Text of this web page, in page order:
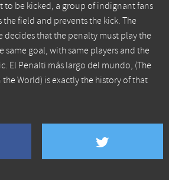
to be kicked, a group of indignant fans
field and prevents the kick. The
that the penalty must play the
goal, with same players and the
El Penalti más largo del mundo, (The
World) is exactly the history of that